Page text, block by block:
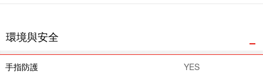
環境與安全
手指防護 YES